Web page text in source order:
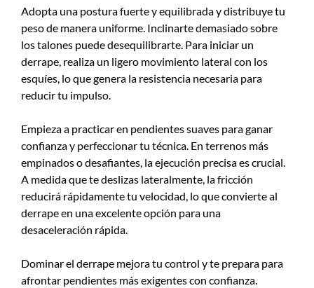
Adopta una postura fuerte y equilibrada y distribuye tu
peso de manera uniforme. Inclinarte demasiado sobre
los talones puede desequilibrarte. Para iniciar un
derrape, realiza un ligero movimiento lateral con los
esquíes, lo que genera la resistencia necesaria para
reducir tu impulso.
Empieza a practicar en pendientes suaves para ganar
confianza y perfeccionar tu técnica. En terrenos más
empinados o desafiantes, la ejecución precisa es crucial.
A medida que te deslizas lateralmente, la fricción
reducirá rápidamente tu velocidad, lo que convierte al
derrape en una excelente opción para una
desaceleración rápida.
Dominar el derrape mejora tu control y te prepara para
afrontar pendientes más exigentes con confianza.